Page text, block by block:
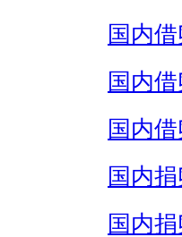
国内
国内
国内
国内
国内